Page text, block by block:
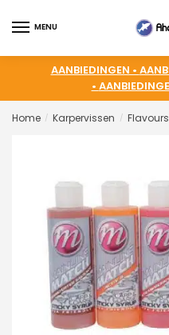
MENU
AANBIEDINGEN •
•
Home / Karpervissen /